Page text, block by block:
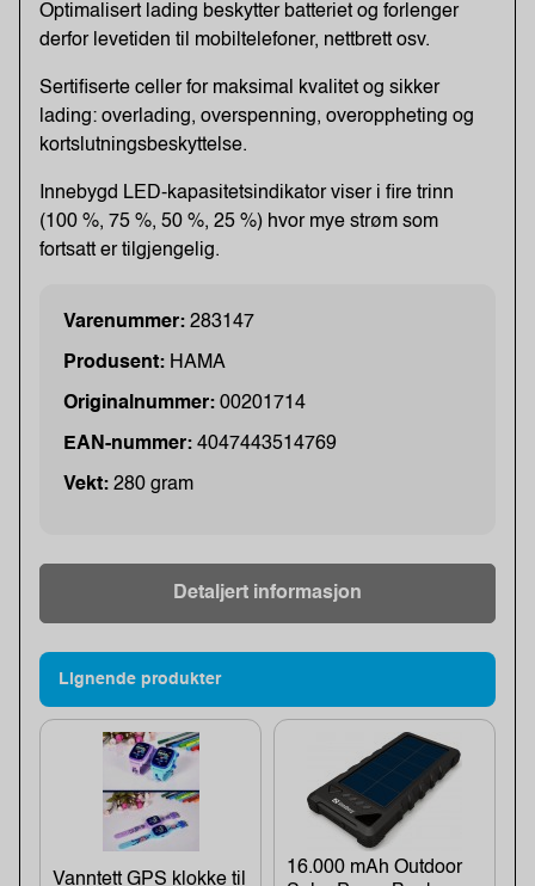
Optimalisert lading beskytter batteriet og forlenger
derfor levetiden til mobiltelefoner, nettbrett osv.
Sertifiserte celler for maksimal kvalitet og sikker
lading: overlading, overspenning, overoppheting og
kortslutningsbeskyttelse.
Innebygd LED-kapasitetsindikator viser i fire trinn
(100 %, 75 %, 50 %, 25 %) hvor mye strøm som
fortsatt er tilgjengelig.
Varenummer: 283147
Produsent: HAMA
Originalnummer: 00201714
EAN-nummer: 4047443514769
Vekt: 280 gram
Detaljert informasjon
Lignende produkter
Vanntett GPS klokke til
16.000 mAh Outdoor